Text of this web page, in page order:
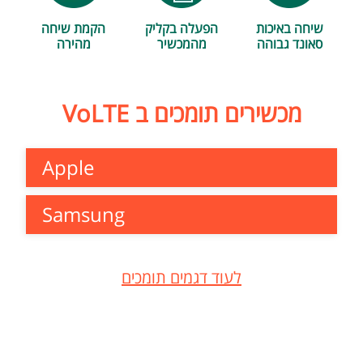
שיחה באיכות
סאונד גבוהה
הפעלה בקליק
מהמכשיר
הקמת שיחה
מהירה
מכשירים תומכים ב VoLTE
Apple
Samsung
לעוד דגמים תומכים